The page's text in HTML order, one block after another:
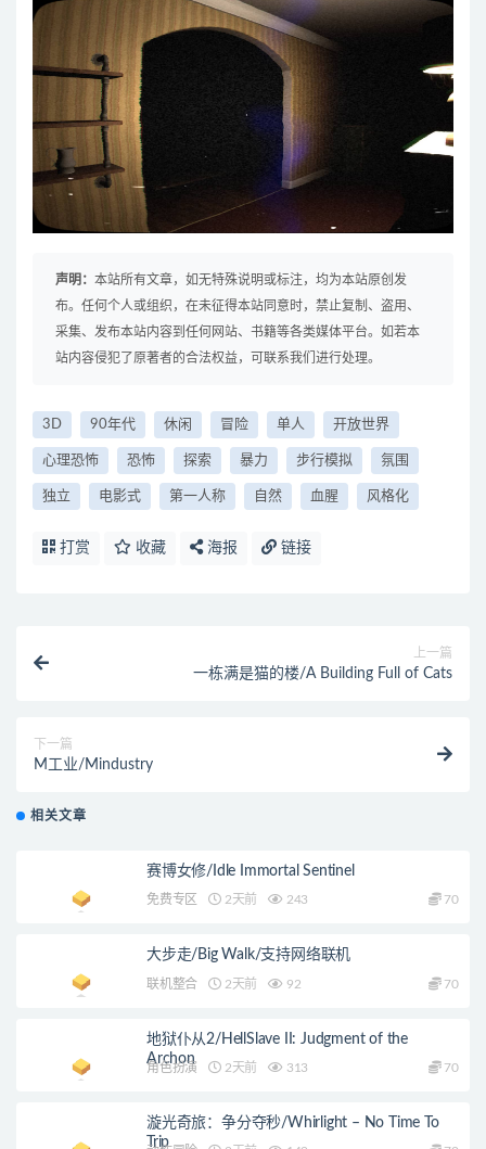
声明： 本站所有文章，如无特殊说明或标注，均为本站原创发
布。任何个人或组织，在未征得本站同意时，禁止复制、盗用、
采集、发布本站内容到任何网站、书籍等各类媒体平台。如若本
站内容侵犯了原著者的合法权益，可联系我们进行处理。
3D 90年代 休闲 冒险 单人 开放世界
心理恐怖 恐怖 探索 暴力 步行模拟 氛围
独立 电影式 第一人称 自然 血腥 风格化
打赏 收藏 海报 链接
上一篇
一栋满是猫的楼/A Building Full of Cats
下一篇
M工业/Mindustry
相关文章
赛博女修/Idle Immortal Sentinel
免费专区 2天前 243 70
大步走/Big Walk/支持网络联机
联机整合 2天前 92 70
地狱仆从2/HellSlave II: Judgment of the
Archon
角色扮演 2天前 313 70
漩光奇旅：争分夺秒/Whirlight – No Time To
Trip